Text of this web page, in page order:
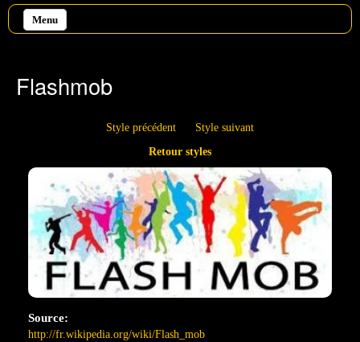
Menu
Flashmob
Style précédent Style suivant
Retour styles
Source:
http://fr.wikipedia.org/wiki/Flash_mob